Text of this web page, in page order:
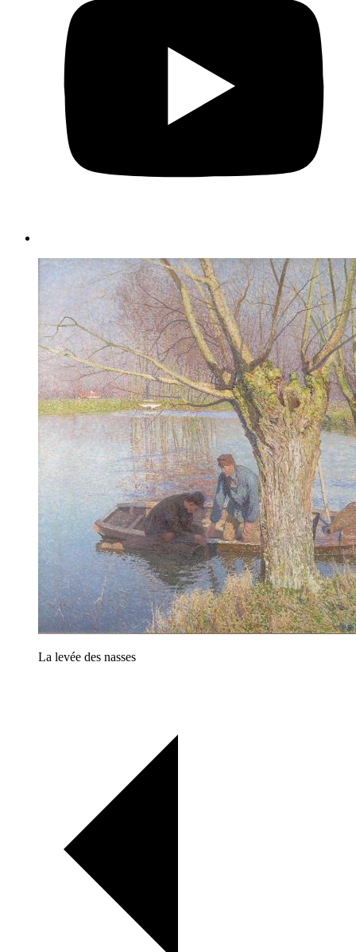
La levée des nasses